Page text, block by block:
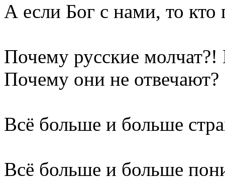
А если Бог с нами, то кто
Почему русские
Почему они не отвечают?
Всё больше и больше
Всё больше и больше